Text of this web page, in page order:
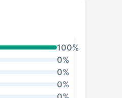
100%
0%
0%
0%